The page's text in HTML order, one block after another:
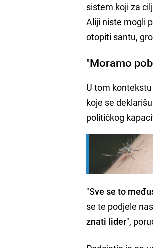
sistem koji za
Aliji niste mogli
otopiti santu,
"Moramo
U tom
koje se
političkog
"Sve se to
se te podjele
znati lider",